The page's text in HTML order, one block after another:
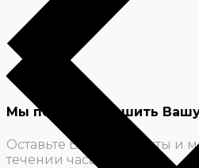
Мы поможем решить Вашу
Оставьте Ваши контакты и
течении часа